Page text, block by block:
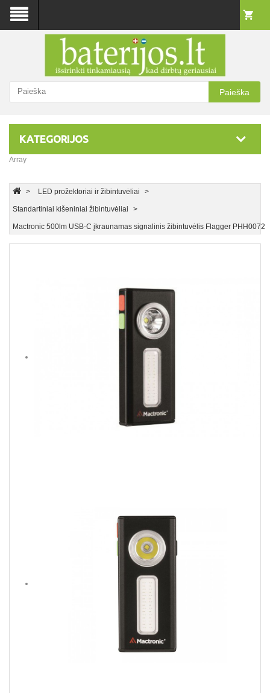
Paieška
KATEGORIJOS
Array
LED prožektoriai ir žibintuvėliai
Standartiniai kišeniniai žibintuvėliai
Mactronic 500lm USB-C įkraunamas signalinis žibintuvėlis Flagger PHH0072